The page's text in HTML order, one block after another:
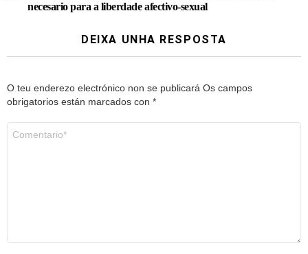
necesario para a liberdade afectivo-sexual
DEIXA UNHA RESPOSTA
O teu enderezo electrónico non se publicará Os campos
obrigatorios están marcados con *